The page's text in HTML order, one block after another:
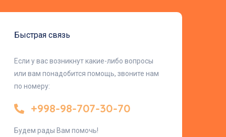
Быстрая связь
Если у вас возникнут какие-либо вопросы
или вам понадобится помощь, звоните нам
по номеру:
+998-98-707-30-70
Будем рады Вам помочь!